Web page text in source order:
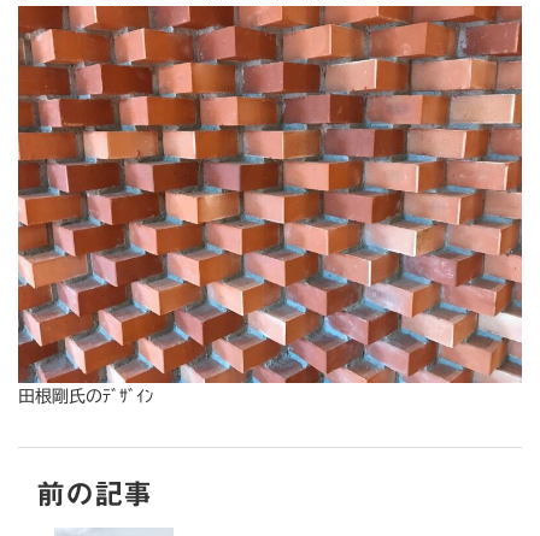
田根剛氏のﾃﾞｻﾞｲﾝ
前の記事